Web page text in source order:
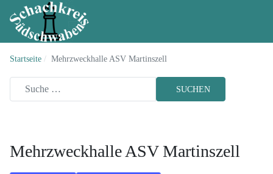
Startseite Mehrzweckhalle ASV Martinszell
SUCHEN
Mehrzweckhalle ASV Martinszell